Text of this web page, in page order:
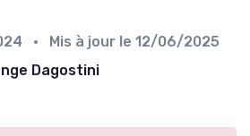
• Mis à jour le 12/06/2025
Dagostini